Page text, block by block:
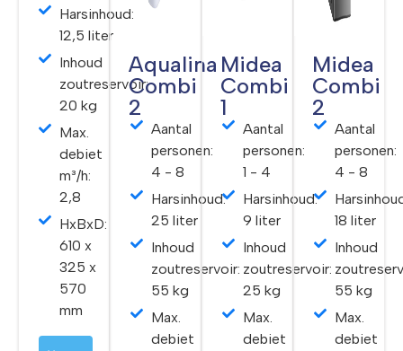
Harsinhoud:
12,5 liter
Inhoud
zoutreservoir:
20 kg
Max.
debiet
m³/h:
2,8
HxBxD:
610 x
325 x
570
mm
Aqualina
Combi
2
Aantal
personen:
4 - 8
Harsinhoud:
25 liter
Inhoud
zoutreservoir:
55 kg
Max.
debiet
Midea
Combi
1
Aantal
personen:
1 - 4
Harsinhoud:
9 liter
Inhoud
zoutreservoir:
25 kg
Max.
debiet
Midea
Combi
2
Aantal
personen:
4 - 8
18 liter
Inhoud
55 kg
Max.
debiet